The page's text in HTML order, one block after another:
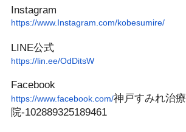
Instagram
https://www.Instagram.com/kobesumire/
LINE公式
https://lin.ee/OdDitsW
Facebook
https://www.facebook.com/神戸すみれ治療
院-102889325189461